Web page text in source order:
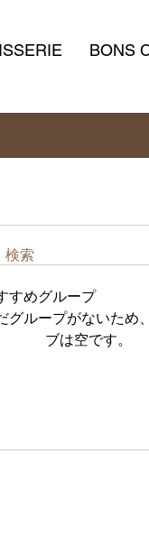
BONS
検索
すめグループ
グループがないため
ブは空です。